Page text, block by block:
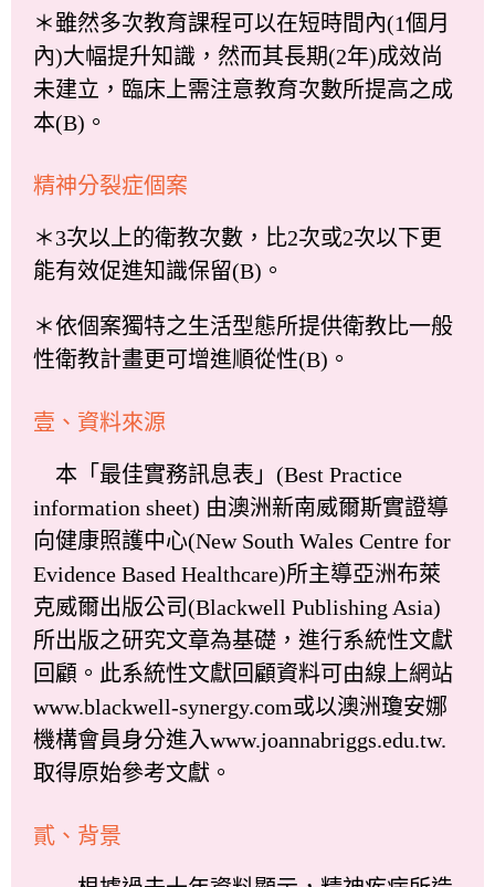
＊雖然多次教育課程可以在短時間內(1個月
內)大幅提升知識，然而其長期(2年)成效尚
未建立，臨床上需注意教育次數所提高之成
本(B)。
精神分裂症個案
＊3次以上的衛教次數，比2次或2次以下更
能有效促進知識保留(B)。
＊依個案獨特之生活型態所提供衛教比一般
性衛教計畫更可增進順從性(B)。
壹、資料來源
本「最佳實務訊息表」(Best Practice
information sheet) 由澳洲新南威爾斯實證導
向健康照護中心(New South Wales Centre for
Evidence Based Healthcare)所主導亞洲布萊
克威爾出版公司(Blackwell Publishing Asia)
所出版之研究文章為基礎，進行系統性文獻
回顧。此系統性文獻回顧資料可由線上網站
www.blackwell-synergy.com或以澳洲瓊安娜
機構會員身分進入www.joannabriggs.edu.tw.
取得原始參考文獻。
貳、背景